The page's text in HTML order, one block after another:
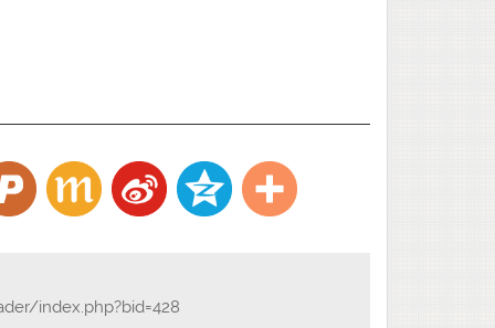
index.php?bid=428